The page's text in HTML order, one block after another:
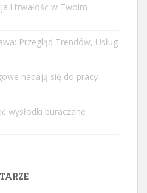
i trwałość w Twoim
Przegląd Trendów, Usług
nadają się do pracy
wysłodki buraczane